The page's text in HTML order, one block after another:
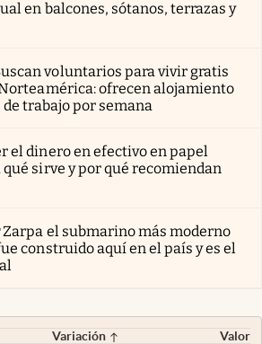
en balcones, sótanos, terrazas y
voluntarios para vivir gratis
ofrecen alojamiento
de trabajo por semana
el dinero en efectivo en papel
sirve y por qué recomiendan
Zarpa el submarino más moderno
construido aquí en el país y es el
Variación
Valor